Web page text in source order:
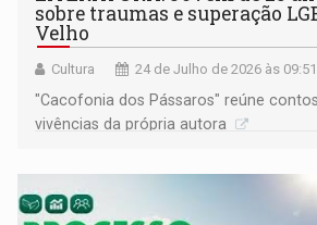
sobre traumas e superação
Velho
Cultura 24 de Julho de 2026 às 09:51
"Cacofonia dos Pássaros" reúne
vivências da própria autora